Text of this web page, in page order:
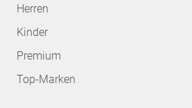
Herren
Kinder
Premium
Top-Marken